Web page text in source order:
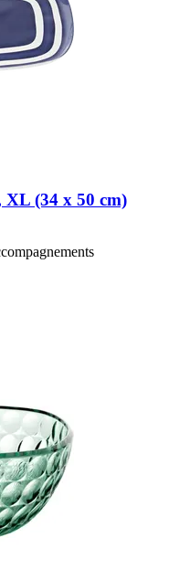
(34 x 50 cm)